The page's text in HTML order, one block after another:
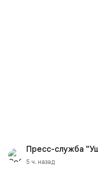
Пресс-служба
5 ч. назад